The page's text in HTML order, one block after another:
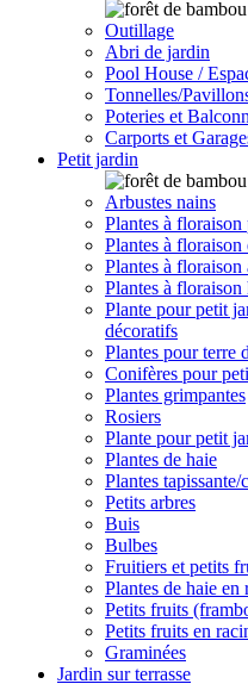
Outillage
Abri de jardin
Pool House /
Tonnelles/
Poteries et
Carports et
Petit jardin
Arbustes nains
Plantes à floraison
Plantes à floraison
Plantes à floraison
Plantes à floraison
Plante pour petit
décoratifs
Plantes pour terre
Conifères pour
Plantes grimpantes
Rosiers
Plante pour petit
Plantes de haie
Plantes
Petits arbres
Buis
Bulbes
Fruitiers et petits
Plantes de haie en
Petits fruits
Petits fruits en
Graminées
Jardin sur terrasse